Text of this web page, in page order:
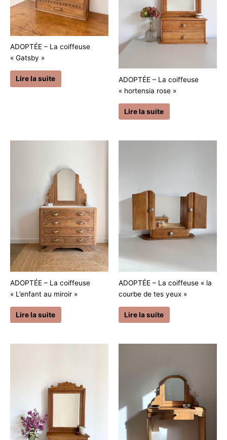
ADOPTÉE – La coiffeuse
« Gatsby »
Lire la suite
ADOPTÉE – La coiffeuse
« hortensia rose »
Lire la suite
ADOPTÉE – La coiffeuse
« L’enfant au miroir »
Lire la suite
ADOPTÉE – La coiffeuse « la
courbe de tes yeux »
Lire la suite